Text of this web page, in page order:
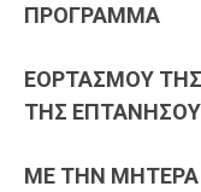
ΠΡΟΓΡΑΜΜΑ
ΕΟΡΤΑΣΜΟΥ ΤΗΣ
ΤΗΣ ΕΠΤΑΝΗΣΟΥ
ΜΕ ΤΗΝ